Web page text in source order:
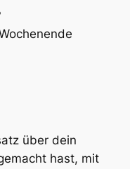
über dein
hast, mit